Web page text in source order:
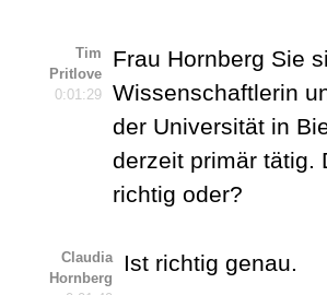
Tim
Pritlove
0:01:29
Frau Hornberg Sie
Wissenschaftlerin
der Universität in
derzeit primär tätig.
richtig oder?
Claudia
Hornberg
Ist richtig genau.